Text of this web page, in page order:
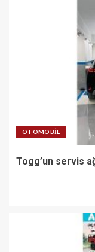
OTOMOBIL
Togg’un servis